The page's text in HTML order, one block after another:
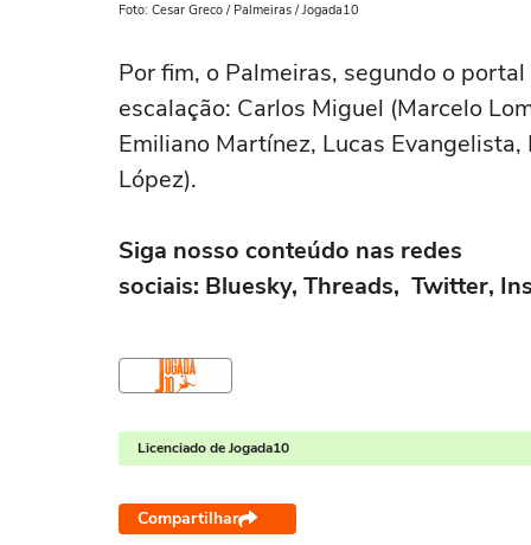
Foto: Cesar Greco / Palmeiras / Jogada10
Por fim, o Palmeiras, segundo o
escalação: Carlos Miguel (Marcelo
Emiliano Martínez, Lucas
López).
Siga nosso conteúdo nas redes
sociais: Bluesky, Threads, Twitter,
Licenciado de Jogada10
Compartilhar